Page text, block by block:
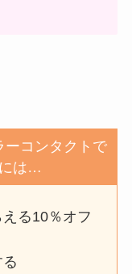
コンタクト で
は…
る10％オフ